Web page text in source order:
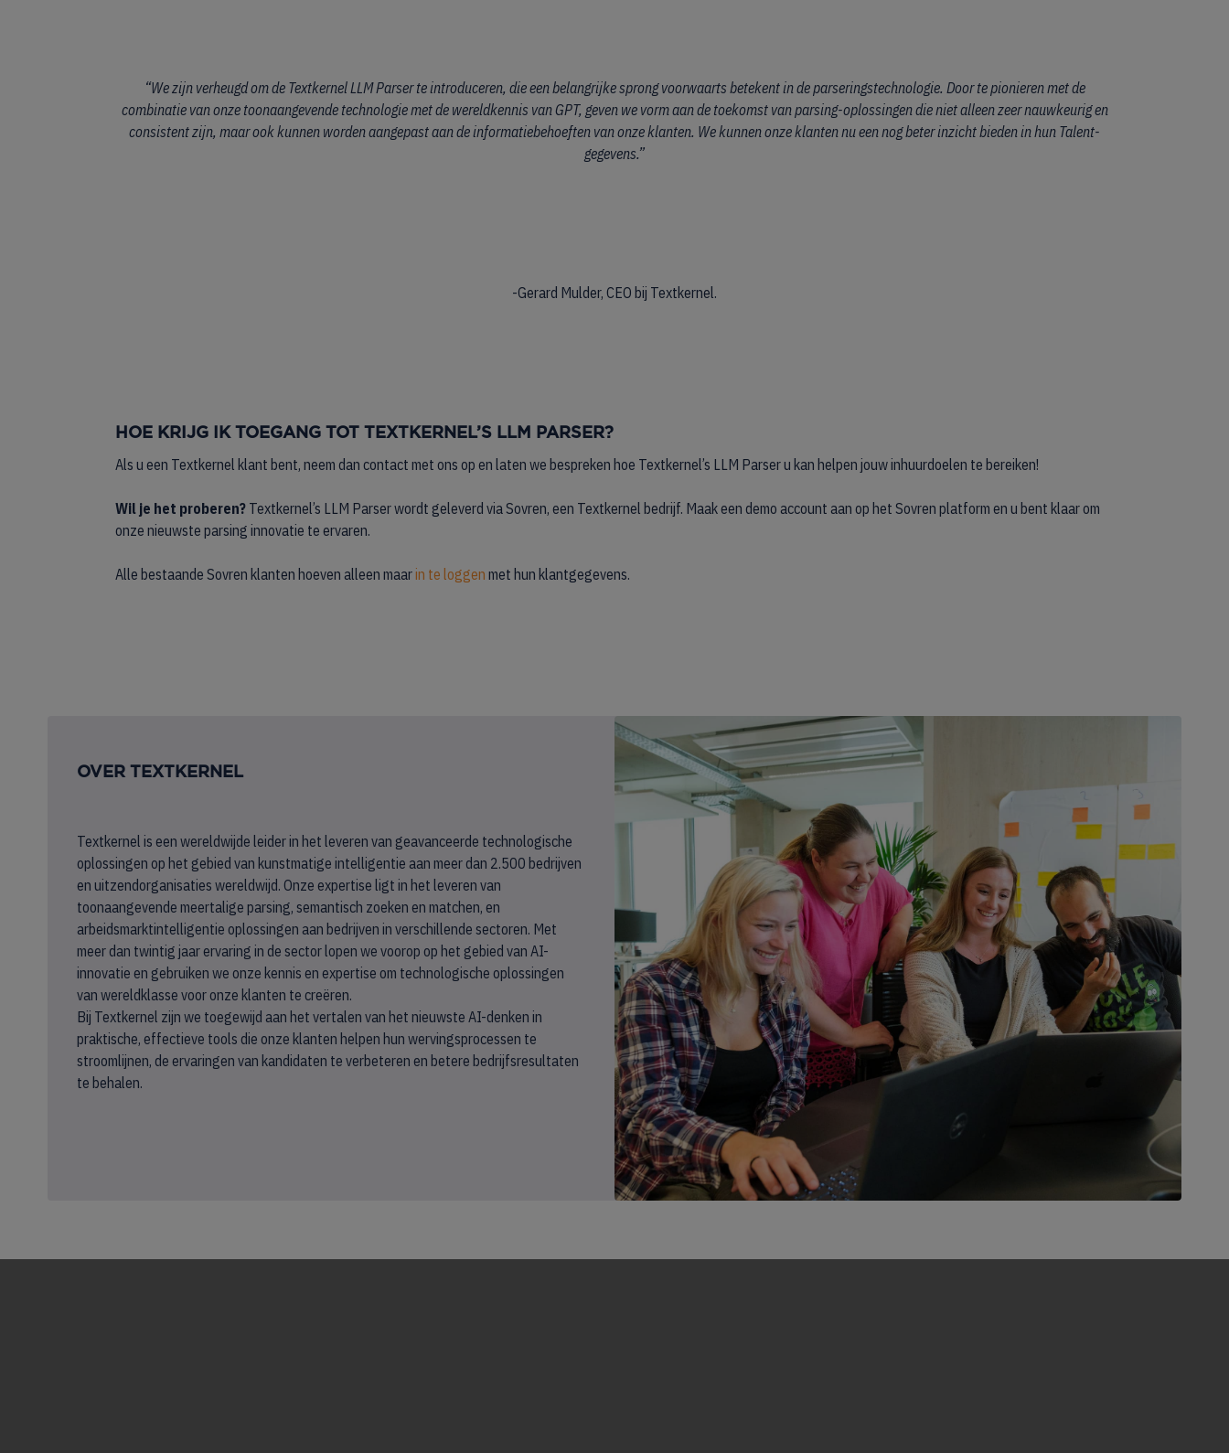
“We zijn verheugd om de Textkernel LLM Parser te introduceren, die een belangrijke sprong voorwaarts betekent in de parseringstechnologie. Door te pionieren met de
combinatie van onze toonaangevende technologie met de wereldkennis van GPT, geven we vorm aan de toekomst van parsing-oplossingen die niet alleen zeer nauwkeurig en
consistent zijn, maar ook kunnen worden aangepast aan de informatiebehoeften van onze klanten. We kunnen onze klanten nu een nog beter inzicht bieden in hun Talent-
gegevens.”
-Gerard Mulder, CEO bij Textkernel.
HOE KRIJG IK TOEGANG TOT TEXTKERNEL’S LLM PARSER?
Als u een Textkernel klant bent, neem dan contact met ons op en laten we bespreken hoe Textkernel’s LLM Parser u kan helpen jouw inhuurdoelen te bereiken!
Wil je het proberen? Textkernel’s LLM Parser wordt geleverd via Sovren, een Textkernel bedrijf. Maak een demo account aan op het Sovren platform en u bent klaar om
onze nieuwste parsing innovatie te ervaren.
Alle bestaande Sovren klanten hoeven alleen maarin te loggen met hun klantgegevens.
OVER TEXTKERNEL
Textkernel is een wereldwijde leider in het leveren van geavanceerde technologische
oplossingen op het gebied van kunstmatige intelligentie aan meer dan 2.500 bedrijven
en uitzendorganisaties wereldwijd. Onze expertise ligt in het leveren van
toonaangevende meertalige parsing, semantisch zoeken en matchen, en
arbeidsmarktintelligentie oplossingen aan bedrijven in verschillende sectoren. Met
meer dan twintig jaar ervaring in de sector lopen we voorop op het gebied van AI-
innovatie en gebruiken we onze kennis en expertise om technologische oplossingen
van wereldklasse voor onze klanten te creëren.
Bij Textkernel zijn we toegewijd aan het vertalen van het nieuwste AI-denken in
praktische, effectieve tools die onze klanten helpen hun wervingsprocessen te
stroomlijnen, de ervaringen van kandidaten te verbeteren en betere bedrijfsresultaten
te behalen.